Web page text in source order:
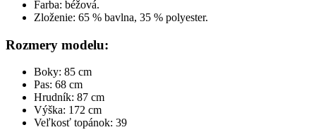
Farba: béžová.
Zloženie: 65 % bavlna, 35 % polyester.
Rozmery modelu:
Boky: 85 cm
Pas: 68 cm
Hrudník: 87 cm
Výška: 172 cm
Veľkosť topánok: 39